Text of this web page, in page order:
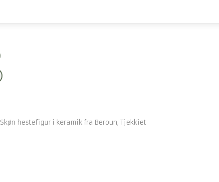
Skøn hestefigur i keramik fra Beroun, Tjekkiet